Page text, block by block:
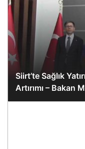
Siirt’te Sağlık
Artırımı – Bakan